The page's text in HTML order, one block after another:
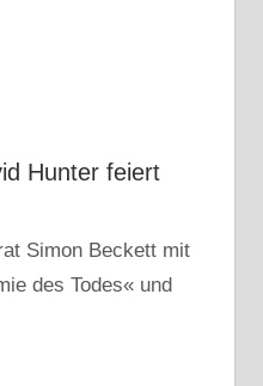
Hunter feiert
Simon Beckett mit
des Todes« und